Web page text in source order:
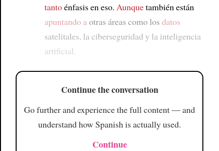
tantoénfasis en eso. Aunquetambién están
apuntando a otras áreas como los datos
satelitales, la ciberseguridad y la inteligencia
artificial.
Continue the conversation
Go further and experience the full content — and
understand how Spanish is actually used.
Continue